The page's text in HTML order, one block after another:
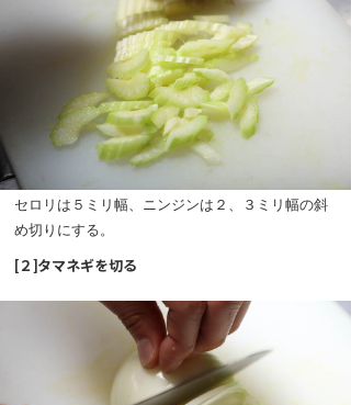
セロリは５ミリ幅、ニンジンは２、３ミリ幅の斜
め切りにする。
[２]タマネギを切る